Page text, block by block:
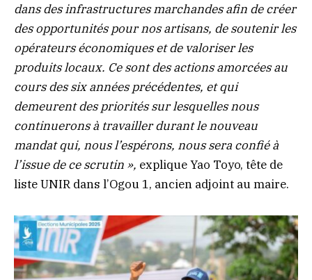
dans des infrastructures marchandes afin de créer
des opportunités pour nos artisans, de soutenir les
opérateurs économiques et de valoriser les
produits locaux. Ce sont des actions amorcées au
cours des six années précédentes, et qui
demeurent des priorités sur lesquelles nous
continuerons à travailler durant le nouveau
mandat qui, nous l’espérons, nous sera confié à
l’issue de ce scrutin », explique Yao Toyo, tête de
liste UNIR dans l’Ogou 1, ancien adjoint au maire.